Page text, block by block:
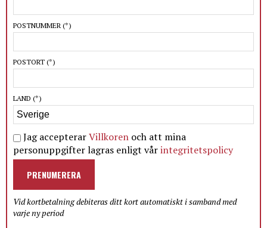
POSTNUMMER (*)
POSTORT (*)
LAND (*)
Jag accepterarVillkoren och att mina
personuppgifter lagras enligt vårintegritetspolicy
PRENUMERERA
Vid kortbetalning debiteras ditt kort automatiskt i samband med
varje ny period